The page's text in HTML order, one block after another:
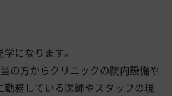
になります。
当の方からクリニックの院内設備や
勤務している医師やスタッフの現